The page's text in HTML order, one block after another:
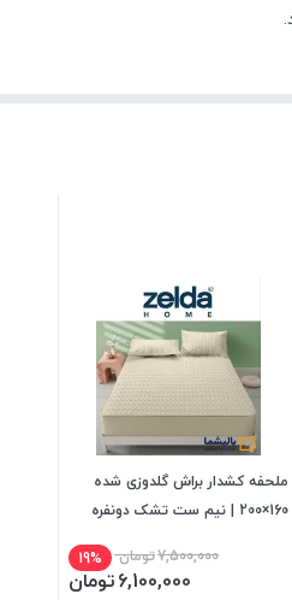
ملحفه کشدار براش گلدوزی شده
160×200 | نیم ست تشک دونفره
7,500,000تومان 19%
6,100,000تومان